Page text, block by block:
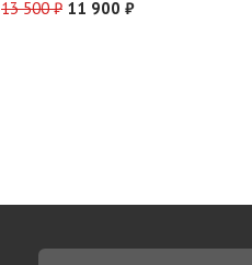
13 500 ₽ 11 900 ₽